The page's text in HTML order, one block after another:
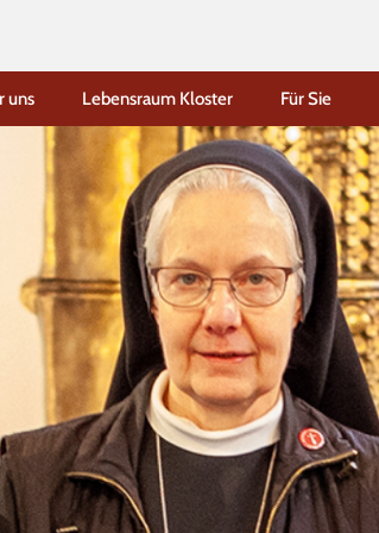
uns Lebensraum Kloster Für Sie